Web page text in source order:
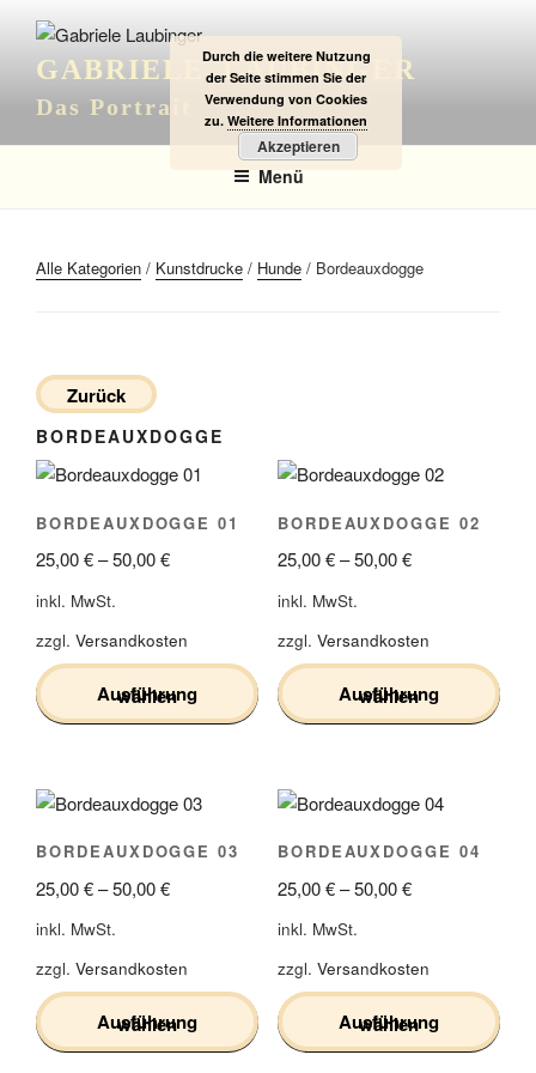
Inhalt
springenGABRIELE LAUBINGER
Das Portrait
Menü
Alle Kategorien / Kunstdrucke / Hunde / Bordeauxdogge
Zurück
BORDEAUXDOGGE
BORDEAUXDOGGE 01
25,00€–50,00€
inkl. MwSt.
zzgl. Versandkosten
Ausführung wählen
weist
Varianten
auf.
Die
können
auf
der
BORDEAUXDOGGE 02
25,00€–50,00€
inkl. MwSt.
zzgl. Versandkosten
Ausführung wählen
weist
Varianten
auf.
Die
können
auf
der
BORDEAUXDOGGE 03
25,00€–50,00€
inkl. MwSt.
zzgl. Versandkosten
Ausführung wählen
BORDEAUXDOGGE 04
25,00€–50,00€
inkl. MwSt.
zzgl. Versandkosten
Ausführung wählen
Durch die weitere Nutzung
der Seite stimmen Sie der
Verwendung von Cookies
zu. Weitere Informationen
Akzeptieren